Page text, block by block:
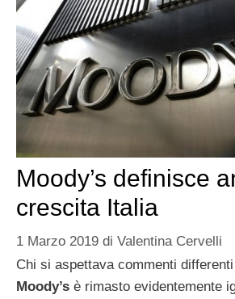
Moody’s definisce
crescita Italia
1 Marzo 2019 di Valentina Cervelli
Chi si aspettava commenti
Moody’s è rimasto evidentemente